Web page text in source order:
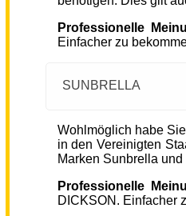
Professionelle
Einfacher zu
SUNBRELLA
Wohlmöglich habe
in den Vereinigten
Marken Sunbrella
Professionelle
DICKSON. Einfacher